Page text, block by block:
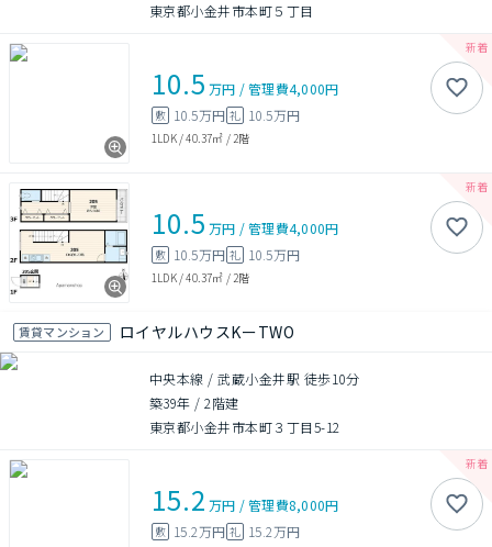
東京都小金井市本町５丁目
10.5 万円 /管理費4,000円
敷 10.5万円 礼 10.5万円
1LDK/40.37㎡ / 2階
10.5 万円 /管理費4,000円
敷 10.5万円 礼 10.5万円
1LDK/40.37㎡ / 2階
賃貸マンション ロイヤルハウスKーTWO
中央本線 / 武蔵小金井駅 徒歩10分
築39年 /2階建
東京都小金井市本町３丁目5-12
15.2 万円 /管理費8,000円
敷 15.2万円 礼 15.2万円